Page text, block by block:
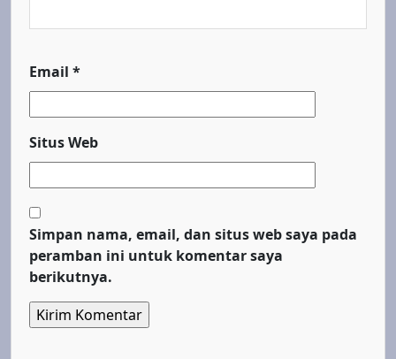
Email *
Situs Web
Simpan nama, email, dan situs web saya pada
peramban ini untuk komentar saya
berikutnya.